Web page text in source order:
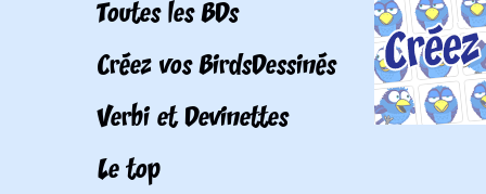
Toutes les BDs
Créez vos BirdsDessinés
Verbi et Devinettes
Le top